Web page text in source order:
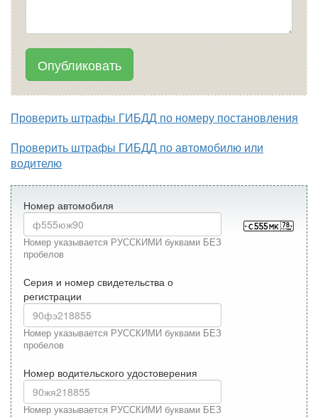
Опубликовать
Проверить штрафы ГИБДД по номеру постановления
Проверить штрафы ГИБДД по автомобилю или
водителю
Номер автомобиля
Номер указывается РУССКИМИ буквами БЕЗ
пробелов
Серия и номер свидетельства о
регистрации
Номер указывается РУССКИМИ буквами БЕЗ
пробелов
Номер водительского удостоверения
Номер указывается РУССКИМИ буквами БЕЗ